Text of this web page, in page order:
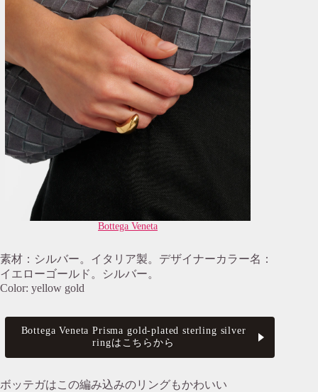
Bottega Veneta
素材：シルバー。イタリア製。デザイナーカラー名：
イエローゴールド。シルバー。
Color: yellow gold
Bottega Veneta Prisma gold-plated sterling silver
ringはこちらから
ボッテガはこの編み込みのリングもかわいい